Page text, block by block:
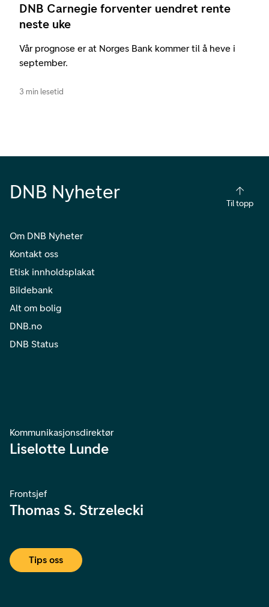
DNB Carnegie forventer uendret rente
neste uke
Vår prognose er at Norges Bank kommer til å heve i
september.
3 min lesetid
DNB Nyheter
Til topp
Om DNB Nyheter
Kontakt oss
Etisk innholdsplakat
Bildebank
Alt om bolig
DNB.no
DNB Status
Kommunikasjonsdirektør
Liselotte Lunde
Frontsjef
Thomas S. Strzelecki
Tips oss